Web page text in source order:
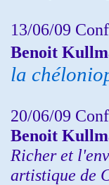
13/06/09
Benoit
la
20/06/09
Benoit
Richer et
artistique de